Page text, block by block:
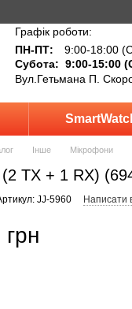
Графік роботи:
ПН-ПТ:
9:00-18:00
Субота: 9:00-15:00
Вул.Гетьмана П.
Інше Мікрофони
TX + 1 RX)
JJ-5960 Написати